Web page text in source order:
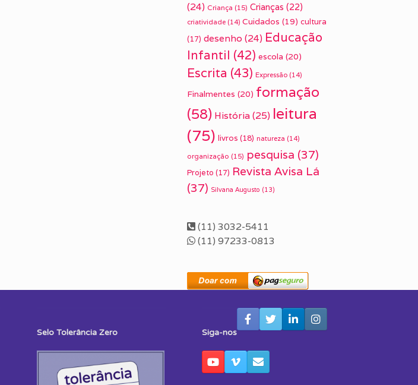
(24) Criança (15) Crianças (22)
criatividade (14) Cuidados (19) cultura
(17) desenho (24) Educação
Infantil (42) escola (20)
Escrita (43) Expressão (14)
Finalmentes (20) formação
(58) História(25) leitura
(75) livros (18) natureza (14)
organização (15) pesquisa (37)
Projeto (17) Revista Avisa Lá
(37) Silvana Augusto (13)
(11) 3032-5411
(11) 97233-0813
Selo Tolerância Zero Siga-nos